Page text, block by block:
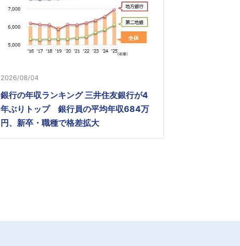
2026/08/04
銀行の年収ランキング 三井住友銀行が4
年ぶりトップ 銀行員の平均年収684万
円、新卒・職種で格差拡大